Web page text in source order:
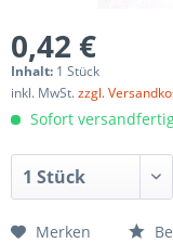
0,42 €
Inhalt: 1 Stück
inkl. MwSt.zzgl.
Sofort
Merken